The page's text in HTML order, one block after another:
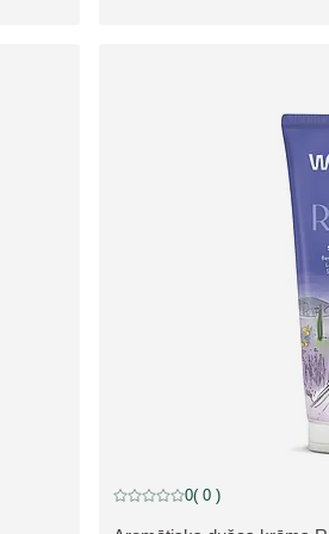
Pašreizējais vērtējums: 0 no 5
0( 0 )